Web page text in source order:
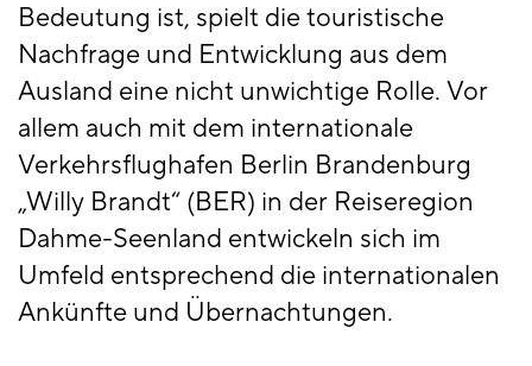
Bedeutung ist, spielt die touristische
Nachfrage und Entwicklung aus dem
Ausland eine nicht unwichtige Rolle. Vor
allem auch mit dem internationale
Verkehrsflughafen Berlin Brandenburg
„Willy Brandt“ (BER) in der Reiseregion
Dahme-Seenland entwickeln sich im
Umfeld entsprechend die internationalen
Ankünfte und Übernachtungen.